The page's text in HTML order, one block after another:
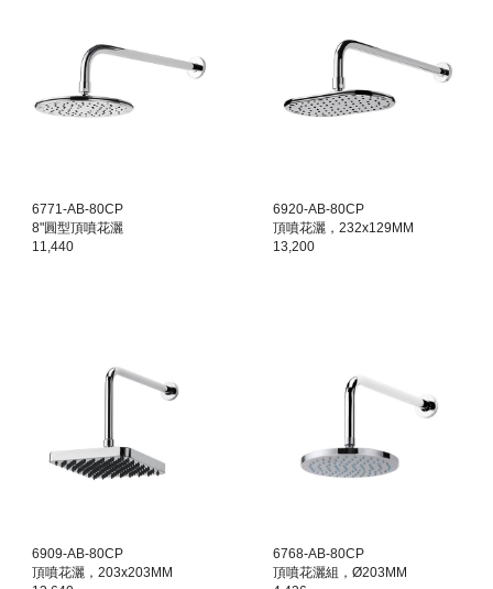
6771-AB-80CP
8"圓型頂噴花灑
11,440
6920-AB-80CP
頂噴花灑，232x129MM
13,200
6909-AB-80CP
頂噴花灑，203x203MM
6768-AB-80CP
頂噴花灑組，Ø203MM